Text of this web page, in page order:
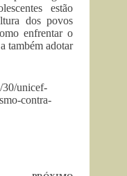
estão
dos povos
enfrentar o
também adotar
30/unicef-
contra-